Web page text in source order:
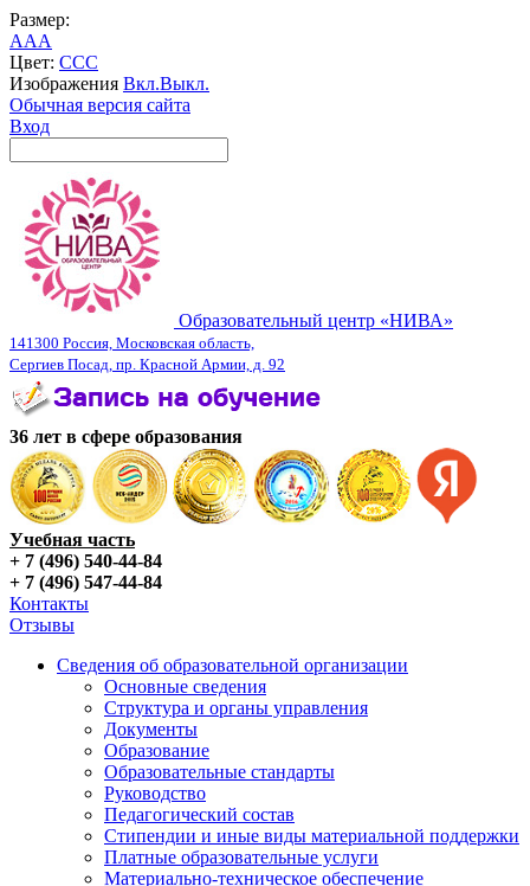
Размер:
AAA
Цвет: CCC
Изображения Вкл.Выкл.
Обычная версия сайта
Вход
Образовательный центр «НИВА»
141300 Россия, Московская область,
Сергиев Посад, пр. Красной Армии, д. 92
36 лет в сфере образования
Учебная часть
+ 7 (496) 540-44-84
+ 7 (496) 547-44-84
Контакты
Отзывы
Сведения об образовательной организации
Основные сведения
Структура и органы управления
Документы
Образование
Образовательные стандарты
Руководство
Педагогический состав
Стипендии и иные виды материальной поддержки
Платные образовательные услуги
Материально-техническое обеспечение